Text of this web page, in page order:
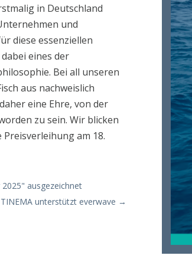
in Deutschland
und
diese essenziellen
eines der
Bei all unseren
aus nachweislich
eine Ehre, von der
zu sein. Wir blicken
am 18.
2025" ausgezeichnet
unterstützt everwave →